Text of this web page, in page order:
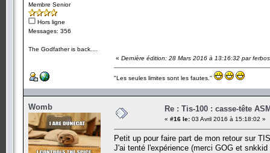
Membre Senior
Hors ligne
Messages: 356
The Godfather is back....
« Dernière édition: 28 Mars 2016 à 13:16:32 par ferbos
"Les seules limites sont les fautes."
Womb Re : Tis-100 : casse-tête
« #16 le: 03 Avril 2016 à 15:18:02 »
Petit up pour faire part de mon retour sur
J'ai tenté l'expérience (merci GOG et